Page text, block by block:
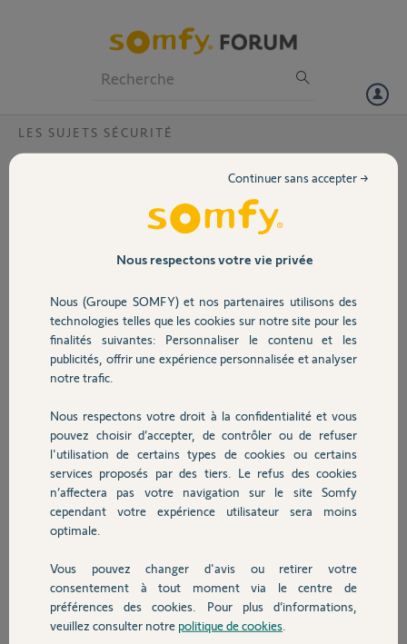
Volet
Sécurité
Domotique
Chauffage
Autres produits
Devis avec un pro
Contact
LES SUJETS SÉCURITÉ
Caméra intérieur INDOOR (à quand du
Je constate beaucoup de soucis sur ce forum sur les caméras indoor,
cela m'interroge sur ce produit sorti il ya plus de 10 ans (2015) sous le
Amputée depuis par Somfy de sa batterie et de sa détection incendie,
mais avec un zoom 'numérique' de 8x au lieu de 4x et une installation
en bluetooth rendue possible...
Et bien entendu un nouveau nom commercial et prix.
Ma question va paraitre rude, mais à quand un nouveau produit ?
Ce dernier veillit mal (que du wifi 2.4ghz), aucun secours en cas de
panne de wifi/éléctricitée.
Aucune détection incendie, ou même IA pour reconnaitre notre
toutou et ne pas s'affoler...
Certains vont défendre la marque, et je l'entends, Somfy est un
pionnier, mais la, très en retard !
Il est dommage que les équipes de MyFox ne soient plus à votre
service car certaines décisions sont regrettables (sirène intérieur sur
pile uniquement, les MyFox étaient sur piles en secours uniquement)
et sur une alimentation le reste du temps.
Nous respectons votre vie privée
Nous (Groupe SOMFY) et nos partenaires utilisons des
technologies telles que les cookies sur notre site pour les
finalités suivantes: Personnaliser le contenu et les
publicités, offrir une expérience personnalisée et analyser
notre trafic.
Nous respectons votre droit à la confidentialité et vous
pouvez choisir d’accepter, de contrôler ou de refuser
l'utilisation de certains types de cookies ou certains
services proposés par des tiers. Le refus des cookies
n’affectera pas votre navigation sur le site Somfy
cependant votre expérience utilisateur sera moins
optimale.
Vous pouvez changer d'avis ou retirer votre
consentement à tout moment via le centre de
préférences des cookies. Pour plus d’informations,
veuillez consulter notre politique de cookies
Continuer sans accepter →